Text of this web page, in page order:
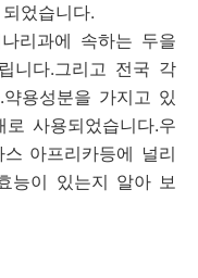
었습니다.
리과에 속하는 두을
니다.그리고 전국 각
용성분을 가지고 있
사용되었습니다.우
아프리카등에 널리
능이 있는지 알아 보